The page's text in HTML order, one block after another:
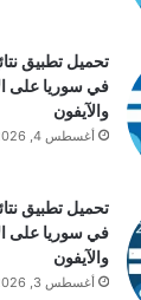
في سوريا على
والآيفون
أغسطس 4, 2026
في سوريا على
والآيفون
أغسطس 3, 2026